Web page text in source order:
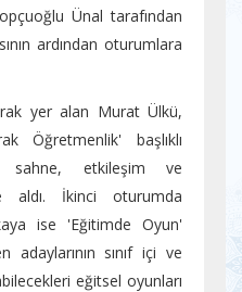
Ünal tarafından
ardından oturumlara
yer alan Murat Ülkü,
Öğretmenlik' başlıklı
sahne, etkileşim ve
aldı. İkinci oturumda
ise 'Eğitimde Oyun'
adaylarının sınıf içi ve
eğitsel oyunları